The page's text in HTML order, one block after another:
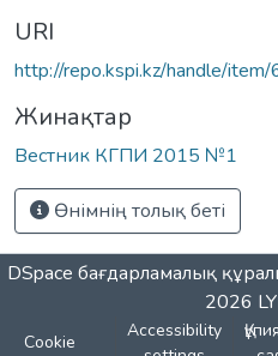
URI
http://repo.kspi.kz/handle/item/
Жинақтар
Вестник КГПИ 2015 №1
Өнімнің толық беті
DSpace бағдарламалық
2026
Cookie
Accessibility